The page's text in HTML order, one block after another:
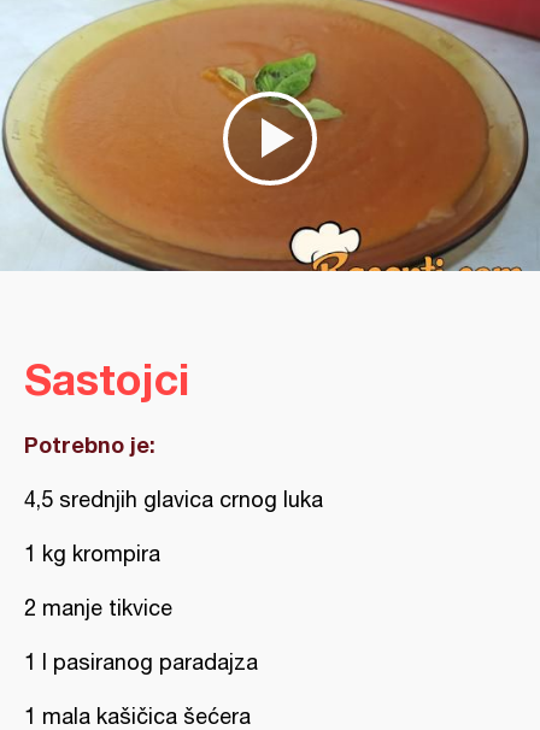
Sastojci
Potrebno je:
4,5 srednjih glavica crnog luka
1 kg krompira
2 manje tikvice
1 l pasiranog paradajza
1 mala kašičica šećera